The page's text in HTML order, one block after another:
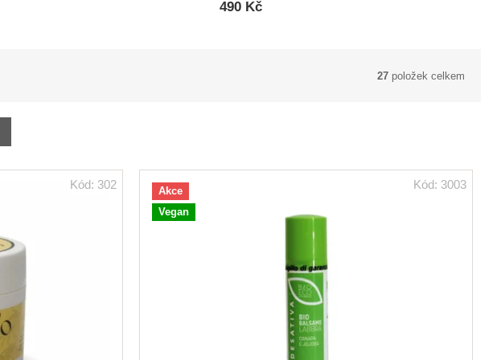
490 Kč
27 položek celkem
Kód: 302
Akce
Vegan
Kód: 3003